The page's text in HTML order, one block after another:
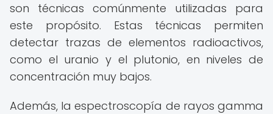
son técnicas comúnmente utilizadas para
este propósito. Estas técnicas permiten
detectar trazas de elementos radioactivos,
como el uranio y el plutonio, en niveles de
concentración muy bajos.
Además, la espectroscopía de rayos gamma